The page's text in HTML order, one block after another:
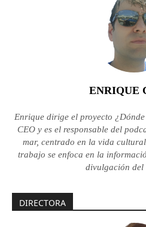
ENRIQUE
Enrique dirige el proyecto
CEO y es el responsable del
mar, centrado en la vida
trabajo se enfoca en la
divulgación
DIRECTORA